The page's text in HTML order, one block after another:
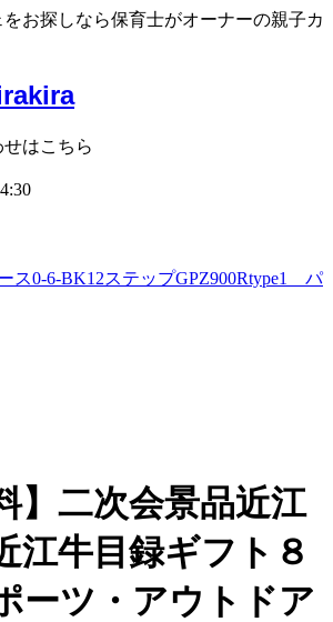
お探しなら保育士がオーナーの親子カ
はこちら
ス0-6-BK12ステップGPZ900Rtype1 パ
】二次会景品近江
江牛目録ギフト８
ツ・アウトドア